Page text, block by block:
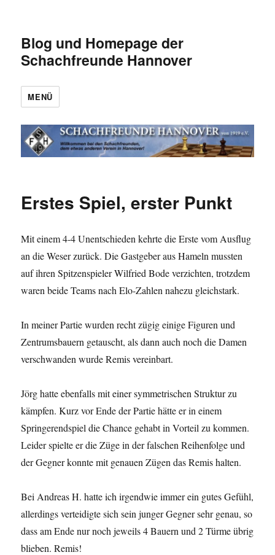
Blog und Homepage der
Schachfreunde Hannover
MENÜ
Erstes Spiel, erster Punkt
Mit einem 4-4 Unentschieden kehrte die Erste vom Ausflug
an die Weser zurück. Die Gastgeber aus Hameln mussten
auf ihren Spitzenspieler Wilfried Bode verzichten, trotzdem
waren beide Teams nach Elo-Zahlen nahezu gleichstark.
In meiner Partie wurden recht zügig einige Figuren und
Zentrumsbauern getauscht, als dann auch noch die Damen
verschwanden wurde Remis vereinbart.
Jörg hatte ebenfalls mit einer symmetrischen Struktur zu
kämpfen. Kurz vor Ende der Partie hätte er in einem
Springerendspiel die Chance gehabt in Vorteil zu kommen.
Leider spielte er die Züge in der falschen Reihenfolge und
der Gegner konnte mit genauen Zügen das Remis halten.
Bei Andreas H. hatte ich irgendwie immer ein gutes Gefühl,
allerdings verteidigte sich sein junger Gegner sehr genau, so
dass am Ende nur noch jeweils 4 Bauern und 2 Türme übrig
blieben. Remis!